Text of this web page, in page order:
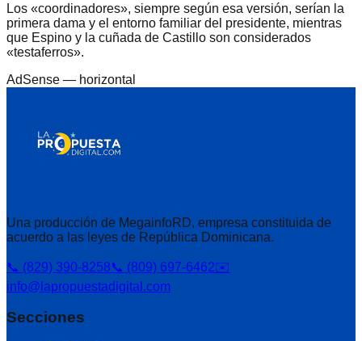
Los «coordinadores», siempre según esa versión, serían la
primera dama y el entorno familiar del presidente, mientras
que Espino y la cuñada de Castillo son considerados
«testaferros».
AdSense — horizontal
Una producción de MegainfoRD, empresa constituida de
acuerdo a las leyes de República Dominicana.
📞 (829) 390-8258📞 (809) 697-6462✉️
info@lapropuestadigital.com
Secciones